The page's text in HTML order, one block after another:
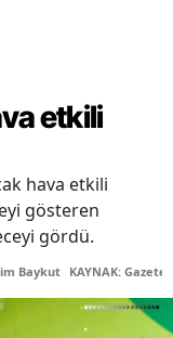
etkili
hava etkili
gösteren
gördü.
Baykut KAYNAK: